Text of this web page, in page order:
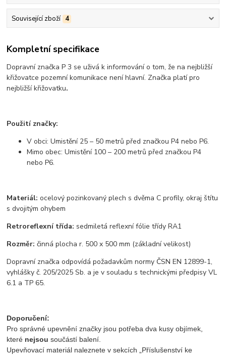
Související zboží 4
Kompletní specifikace
Dopravní značka P 3 se uživá k informování o tom, že na nejbližší
křižovatce pozemní komunikace není hlavní. Značka platí pro
nejbližší křižovatku.
Použití značky:
V obci: Umistění 25 – 50 metrů před značkou P4 nebo P6.
Mimo obec: Umistění 100 – 200 metrů před značkou P4
nebo P6.
Materiál: ocelový pozinkovaný plech s dvěma C profily, okraj štítu
s dvojitým ohybem
Retroreflexní třída: sedmiletá reflexní fólie třídy RA1
Rozměr: činná plocha r. 500 x 500 mm (základní velikost)
Dopravní značka odpovídá požadavkům normy ČSN EN 12899-1,
vyhlášky č. 205/2025 Sb. a je v souladu s technickými předpisy VL
6.1 a TP 65.
Doporučení:
Pro správné upevnění značky jsou potřeba dva kusy objímek,
které nejsou součástí balení.
Upevňovací materiál naleznete v sekcích „Příslušenství ke